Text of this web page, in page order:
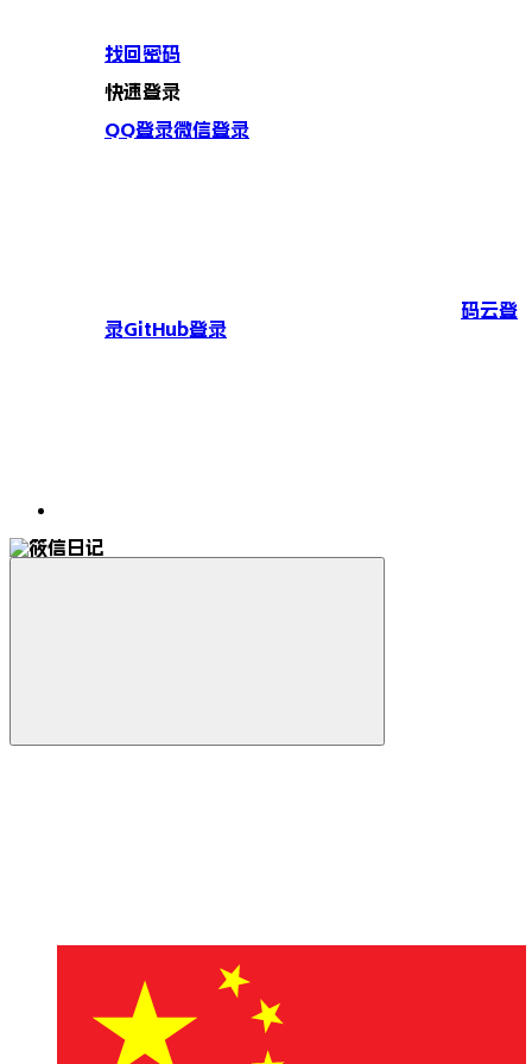
找回密码
快速登录
QQ登录微信登录
码云登
录GitHub登录